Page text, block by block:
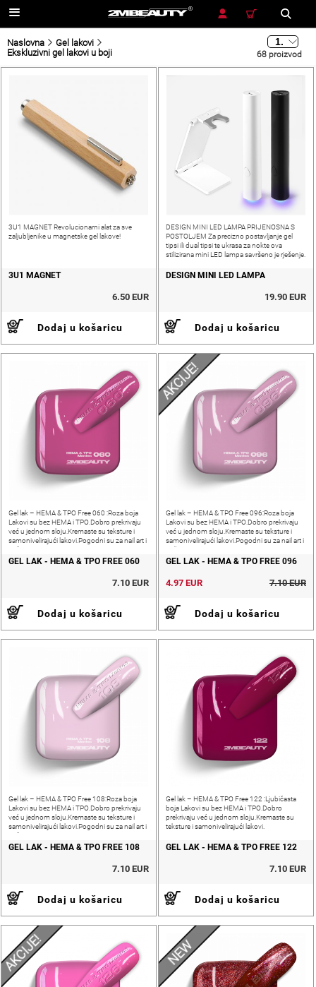
TRAŽENJE
Naslovna
Gel lakovi
Ekskluzivni gel lakovi u boji
68 proizvod
3U1 MAGNET Revolucionarni alat za sve
zaljubljenike u magnetske gel lakove!
3U1 MAGNET
6.50 EUR
Dodaj u košaricu
DESIGN MINI LED LAMPA PRIJENOSNA S
POSTOLJEM Za precizno postavljanje gel
tipsi ili dual tipsi te ukrasa za nokte ova
stilizirana mini LED lampa savršeno je rješenje.
DESIGN MINI LED LAMPA
19.90 EUR
Dodaj u košaricu
Gel lak – HEMA & TPO Free 060 :Roza boja
Lakovi su bez HEMA i TPO.Dobro prekrivaju
već u jednom sloju.Kremaste su teksture i
samonivelirajući lakovi.Pogodni su za nail art i
pečatiranje.
GEL LAK - HEMA & TPO FREE 060
7.10 EUR
Dodaj u košaricu
AKCIJE!
Gel lak – HEMA & TPO Free 096:Roza boja
Lakovi su bez HEMA i TPO.Dobro prekrivaju
već u jednom sloju.Kremaste su teksture i
samonivelirajući lakovi.Pogodni su za nail art i
pečatiranje.
GEL LAK - HEMA & TPO FREE 096
4.97 EUR 7.10 EUR
Dodaj u košaricu
Gel lak – HEMA & TPO Free 108:Roza boja
Lakovi su bez HEMA i TPO.Dobro prekrivaju
već u jednom sloju.Kremaste su teksture i
samonivelirajući lakovi.Pogodni su za nail art i
pečatiranje.
GEL LAK - HEMA & TPO FREE 108
7.10 EUR
Dodaj u košaricu
Gel lak – HEMA & TPO Free 122 :Ljubičasta
boja Lakovi su bez HEMA i TPO.Dobro
prekrivaju već u jednom sloju.Kremaste su
teksture i samonivelirajući lakovi.
GEL LAK - HEMA & TPO FREE 122
7.10 EUR
Dodaj u košaricu
AKCIJE! NEW